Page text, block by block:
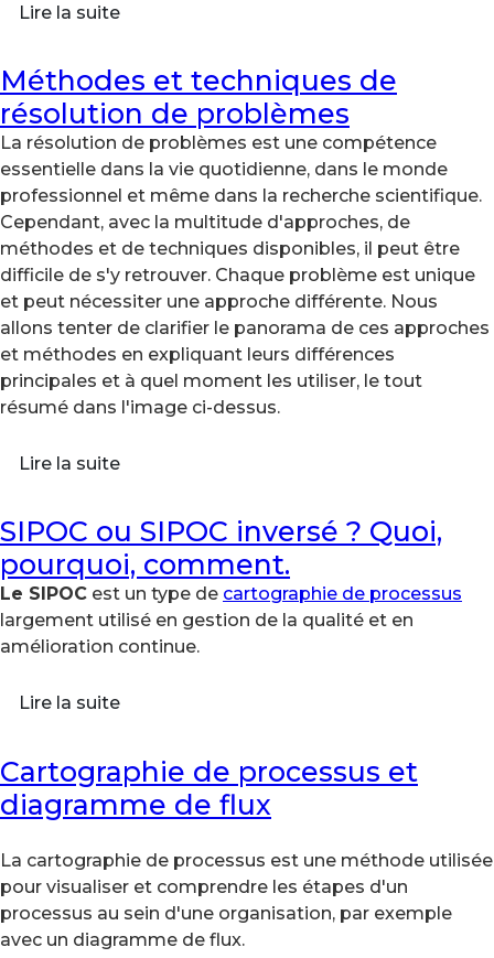
Lire la suite
Méthodes et techniques de
résolution de problèmes
La résolution de problèmes est une compétence
essentielle dans la vie quotidienne, dans le monde
professionnel et même dans la recherche scientifique.
Cependant, avec la multitude d'approches, de
méthodes et de techniques disponibles, il peut être
difficile de s'y retrouver. Chaque problème est unique
et peut nécessiter une approche différente. Nous
allons tenter de clarifier le panorama de ces approches
et méthodes en expliquant leurs différences
principales et à quel moment les utiliser, le tout
résumé dans l'image ci-dessus.
Lire la suite
SIPOC ou SIPOC inversé ? Quoi,
pourquoi, comment.
Le SIPOC est un type de cartographie de processus
largement utilisé en gestion de la qualité et en
amélioration continue.
Lire la suite
Cartographie de processus et
diagramme de flux
La cartographie de processus est une méthode utilisée
pour visualiser et comprendre les étapes d'un
processus au sein d'une organisation, par exemple
avec un diagramme de flux.